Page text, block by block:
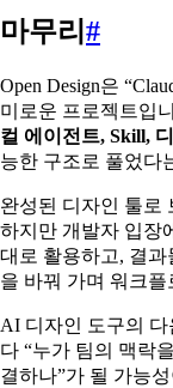
마무리 #
Open Design은
미로운 프로젝트입
컬 에이전트, Skill,
능한 구조로 풀었다
완성된 디자인 툴로
하지만 개발자 입장
대로 활용하고, 결
을 바꿔 가며 워크
AI 디자인 도구의 다
다 “누가 팀의 맥락
결하나”가 될 가능